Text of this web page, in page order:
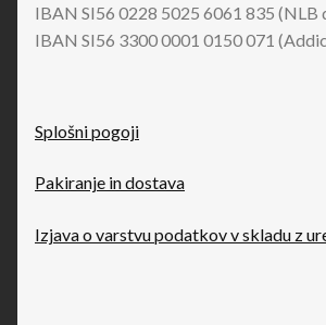
IBAN SI56 0228 5025 6061 835 (NLB
IBAN SI56 3300 0001 0150 071
Splošni pogoji
Pakiranje in dostava
Izjava o varstvu podatkov v skladu z